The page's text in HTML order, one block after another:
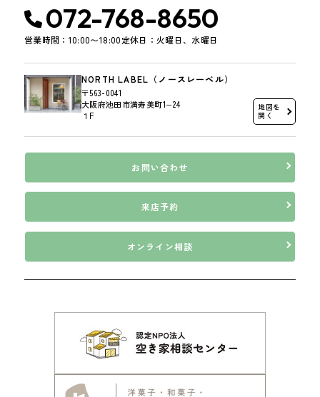
072-768-8650
営業時間：10:00〜18:00定休日：火曜日、水曜日
NORTH LABEL（ノースレーベル）
〒563-0041
大阪府池田市満寿美町1−24
１F
地図を
開く
お問い合わせ
来店予約
オンライン相談